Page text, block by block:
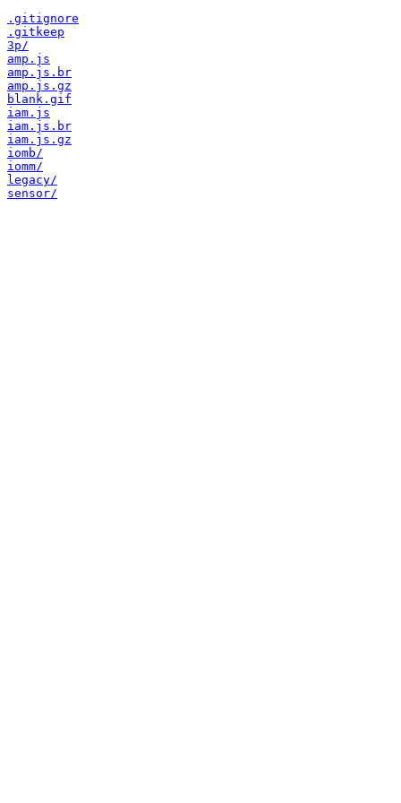
.gitignore
.gitkeep
3p/
amp.js
amp.js.br
amp.js.gz
blank.gif
iam.js
iam.js.br
iam.js.gz
iomb/
iomm/
legacy/
sensor/